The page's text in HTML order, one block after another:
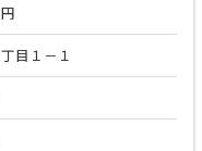
目１－１